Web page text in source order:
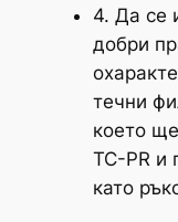
4. Да се
добри
течни
което
TC-PR и
като